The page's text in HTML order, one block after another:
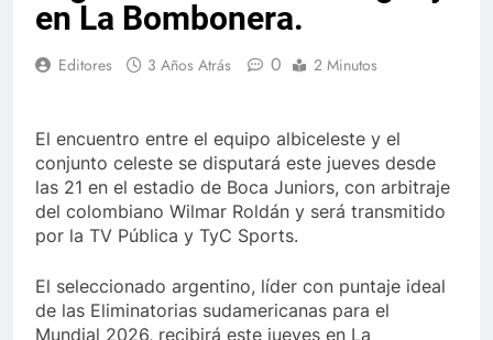
en La Bombonera.
Editores 3 Años Atrás 0 2 Minutos
El encuentro entre el equipo albiceleste y el
conjunto celeste se disputará este jueves desde
las 21 en el estadio de Boca Juniors, con arbitraje
del colombiano Wilmar Roldán y será transmitido
por la TV Pública y TyC Sports.
El seleccionado argentino, líder con puntaje ideal
de las Eliminatorias sudamericanas para el
Mundial 2026, recibirá este jueves en La